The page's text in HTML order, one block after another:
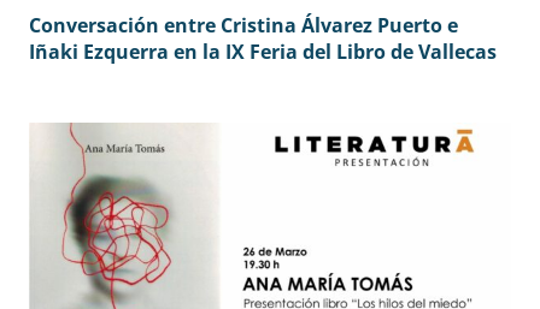
Conversación entre Cristina Álvarez Puerto e
Iñaki Ezquerra en la IX Feria del Libro de Vallecas